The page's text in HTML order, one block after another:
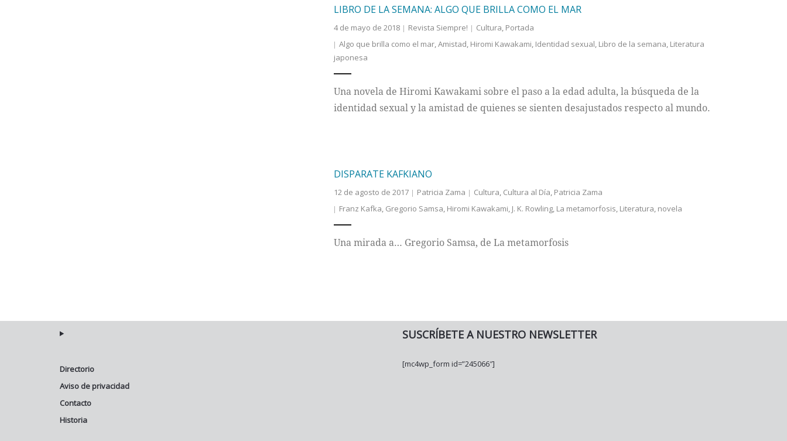
LIBRO DE LA SEMANA: ALGO QUE BRILLA COMO EL MAR
4 de mayo de 2018 Revista Siempre! Cultura, Portada
Algo que brilla como el mar,Amistad, Hiromi Kawakami, Identidad sexual, Libro de la semana, Literatura
japonesa
Una novela de Hiromi Kawakami sobre el paso a la edad adulta, la búsqueda de la
identidad sexual y la amistad de quienes se sienten desajustados respecto al mundo.
DISPARATE KAFKIANO
12 de agosto de 2017 Patricia Zama Cultura, Cultura al Día, Patricia Zama
Franz Kafka, Gregorio Samsa, Hiromi Kawakami, J. K. Rowling, La metamorfosis, Literatura, novela
Una mirada a… Gregorio Samsa, de La metamorfosis
Directorio
Aviso de privacidad
Contacto
Historia
SUSCRÍBETE A NUESTRO NEWSLETTER
[mc4wp_form id=”245066″]